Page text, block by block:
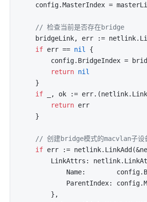
// 检查当前是否存在bridge
if err == nil
{
return nil
if _, ok :=
return err
    }
// 创建bridge模式的macvlan子设
if err :=